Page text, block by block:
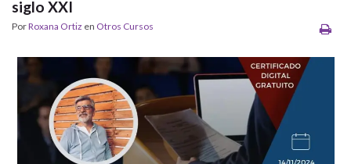
siglo XXI
PorRoxana Ortiz en Otros Cursos